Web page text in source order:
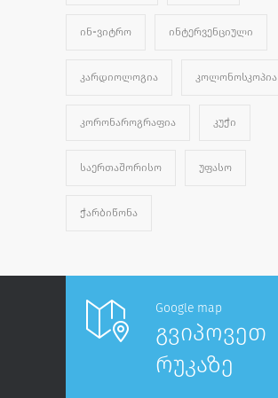
ᲘᲜ-ᲕᲘᲢᲠᲝ ᲘᲜᲢᲔᲠᲕᲔᲜᲪᲘᲣᲚᲘ
ᲙᲐᲠᲓᲘᲝᲚᲝᲒᲘᲐ ᲙᲝᲚᲝᲜᲝᲡᲙᲝᲞᲘᲐ
ᲙᲝᲠᲝᲜᲐᲠᲝᲒᲠᲐᲤᲘᲐ ᲙᲣᲭᲘ
ᲡᲐᲔᲠᲗᲐᲨᲝᲠᲘᲡᲝ ᲣᲤᲐᲡᲝ
ᲭᲐᲠᲑᲘᲬᲝᲜᲐ
Google map
გვიპოვეთ
რუკაზე